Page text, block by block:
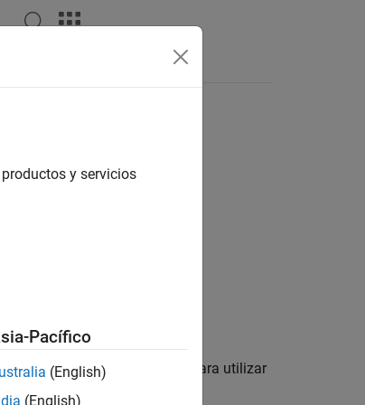
temas: Alternativamente, para utilizar
y servicios
Pacífico
(English)
(English)